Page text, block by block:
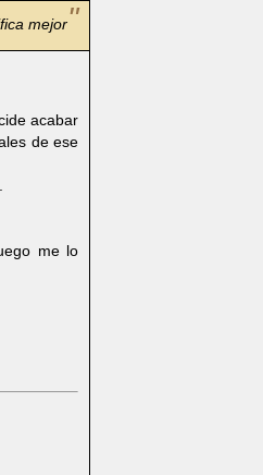
mejor
acabar
de ese
.
me lo